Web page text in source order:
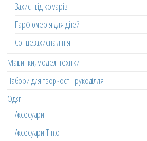
Захист від комарів
Парфюмерія для дітей
Сонцезахисна лінія
Машинки, моделі техніки
Набори для творчості і рукоділля
Одяг
Аксесуари
Аксесуари Tinto